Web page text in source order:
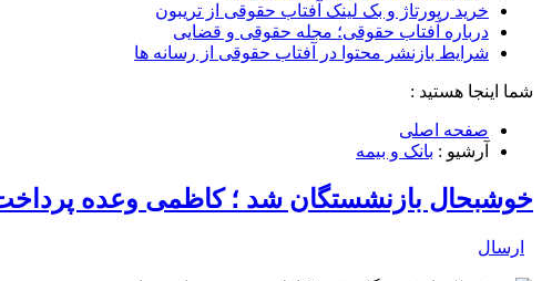
خرید رپورتاژ و بک لینک آفتاب حقوقی از تریبون
درباره آفتاب حقوقی؛ مجله حقوقی و قضایی
شرایط بازنشر محتوا در آفتاب حقوقی از رسانه ها
شما اینجا هستید :
صفحه اصلی
آرشیو : بانک و بیمه
خوشبحال بازنشستگان شد ؛ کاظمی وعده
ارسال